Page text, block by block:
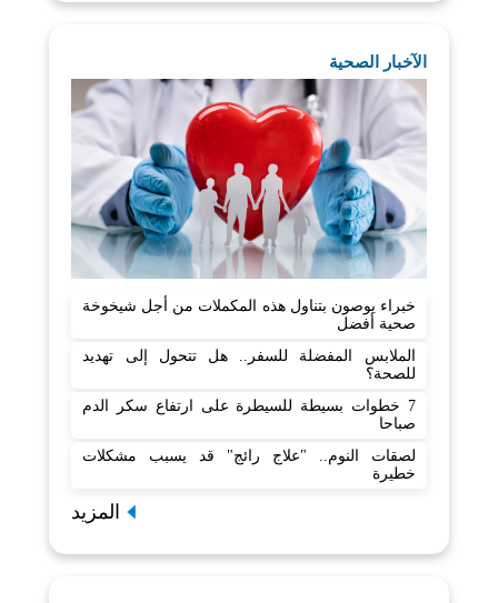
الآخبار الصحية
خبراء يوصون بتناول هذه المكملات من أجل شيخوخة
صحية أفضل
الملابس المفضلة للسفر.. هل تتحول إلى تهديد
للصحة؟
7 خطوات بسيطة للسيطرة على ارتفاع سكر الدم
صباحا
لصقات النوم.. "علاج رائج" قد يسبب مشكلات
خطيرة
المزيد